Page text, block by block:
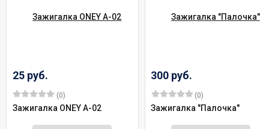
25 руб.
(0)
Зажигалка ONEY A-02
300 руб.
(0)
Зажигалка "Палочка"